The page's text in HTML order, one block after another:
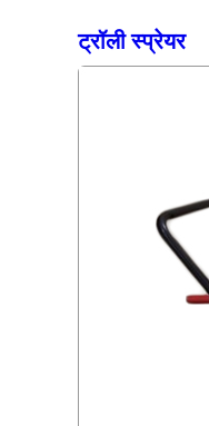
ट्रॉली स्प्रेयर